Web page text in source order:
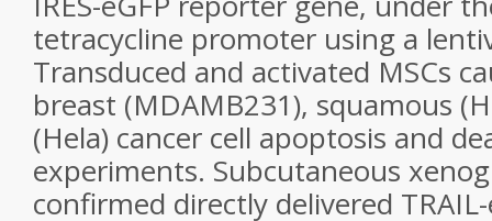
tetracycline promoter using a
Transduced and activated MSCs
breast (MDAMB231), squamous
(Hela) cancer cell apoptosis and
experiments. Subcutaneous
confirmed directly delivered